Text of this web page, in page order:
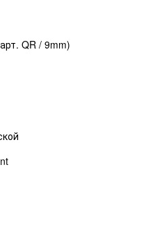
QR / 9mm)